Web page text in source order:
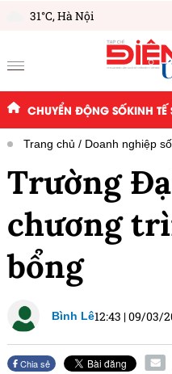
31°C,Hà Nội
CHUYỂN ĐỘNG SỐKINH TẾ
Trang chủ Doanh nghiệp số
Trường
chương
bổng
Bình Lê12:43 |09/03/
Chia sẻ